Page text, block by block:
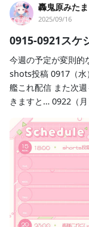
轟鬼原みた
2025/09/16
0915-0921スケ
今週の予定が変則的
shots投稿 0917（水
艦これ配信 また次
きますと… 0922（